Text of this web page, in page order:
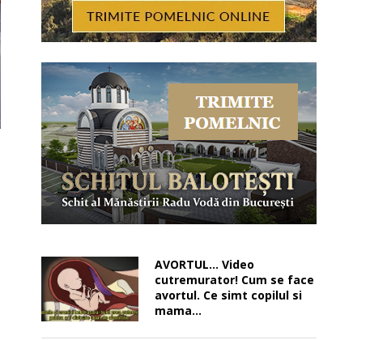
AVORTUL… Video
cutremurator! Cum se face
avortul. Ce simt copilul si
mama…